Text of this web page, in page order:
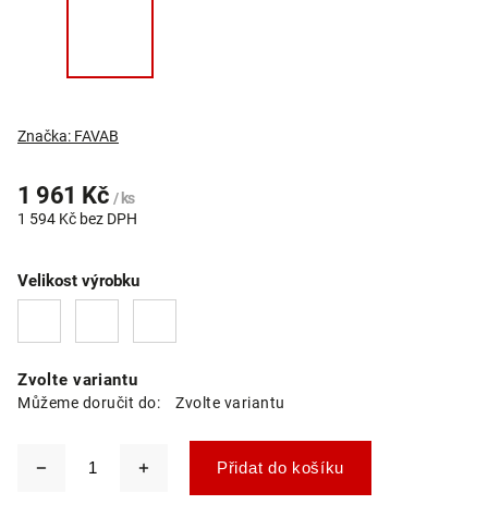
Značka: FAVAB
1 961 Kč / ks
1 594 Kč bez DPH
Zvolte variantu
Můžeme doručit do: Zvolte variantu
Velikost výrobku
Přidat do košíku